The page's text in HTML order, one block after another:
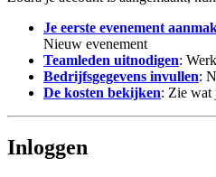
Je eerste evenement
Nieuw evenement
Teamleden uitnodigen:
Bedrijfsgegevens invullen:
De kosten bekijken: Zie wat
Inloggen